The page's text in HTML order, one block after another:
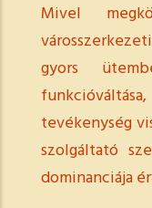
Mivel
gyors
tevékenység
szolgáltató
dominanciája